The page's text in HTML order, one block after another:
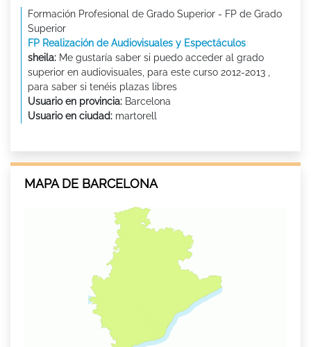
Formación Profesional de Grado Superior - FP de Grado
Superior
FP Realización de Audiovisuales y Espectáculos
sheila: Me gustaría saber si puedo acceder al grado
superior en audiovisuales, para este curso 2012-2013 ,
para saber si tenéis plazas libres
Usuario en provincia: Barcelona
Usuario en ciudad: martorell
MAPA DE BARCELONA